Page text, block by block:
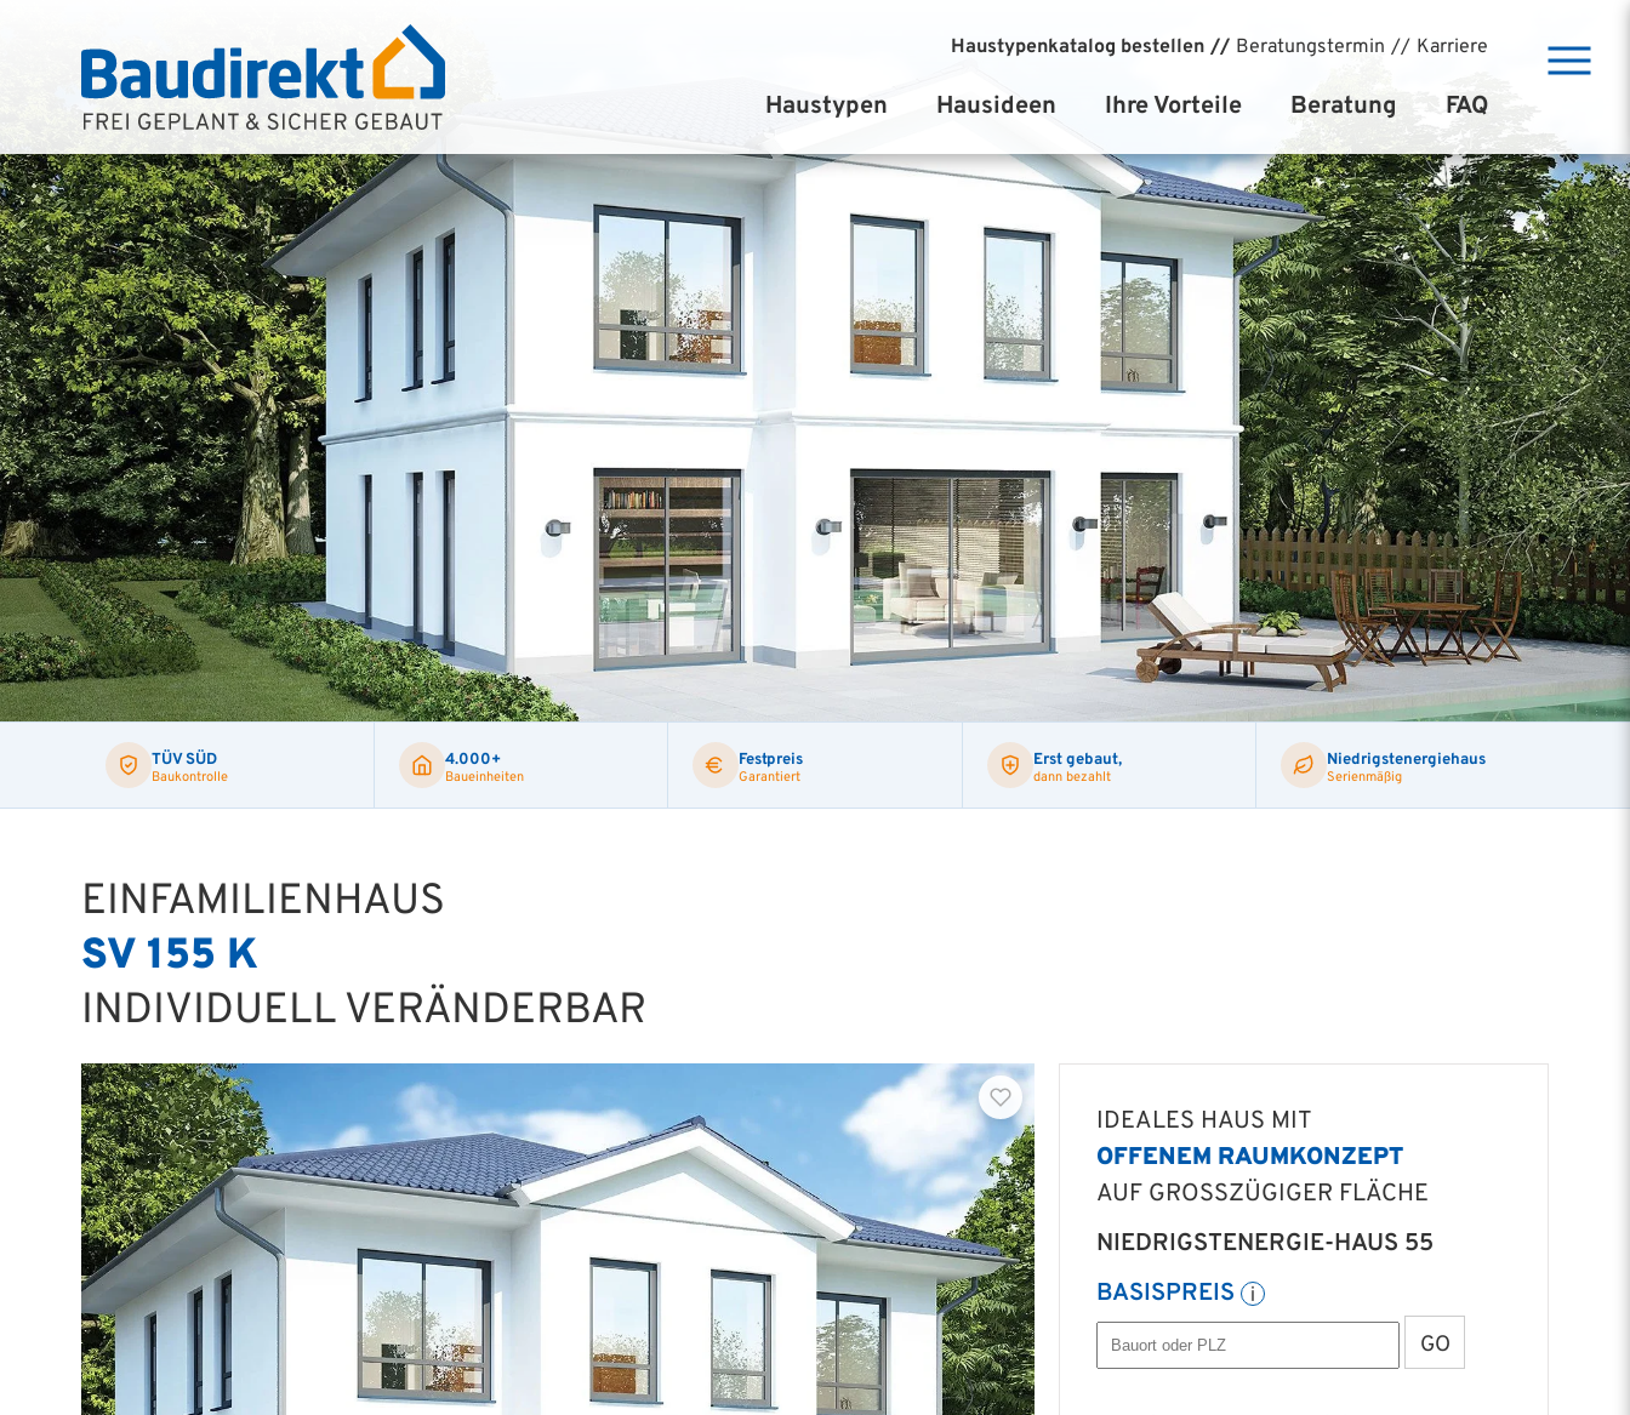
Haustypenkatalog bestellen Beratungstermin Karriere
Haustypen
Einfamilienhäuser
Stadtvilla
Bungalow
Zweifamilienhäuser
Doppelhäuser
Hausideen
Ihre Vorteile
Baudirekt-System
Vollkasko Sicherheit
BAX Preisvorteil
Niedrigstenergiehaus
Climapro Massivwand
Markenqualität
Baukontrolle TÜV Süd
Barrierefreies bauen
Beratung
Kostenlose Bauberatung
Baufinanzierung
10 Schritte bis zum Einzug
Referenzprojekte
FAQ
TÜV SÜD
Baukontrolle
4.000+
Baueinheiten
Festpreis
Garantiert
Erst gebaut,
dann bezahlt
Niedrigstenergiehaus
Serienmäßig
EINFAMILIENHAUS
SV 155 K
INDIVIDUELL VERÄNDERBAR
IDEALES HAUS MIT
OFFENEM RAUMKONZEPT
AUF GROSSZÜGIGER FLÄCHE
NIEDRIGSTENERGIE-HAUS 55
BASISPREIS
GO